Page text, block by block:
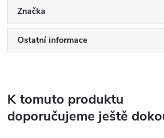
Značka
Ostatní informace
K tomuto produktu
doporučujeme ještě